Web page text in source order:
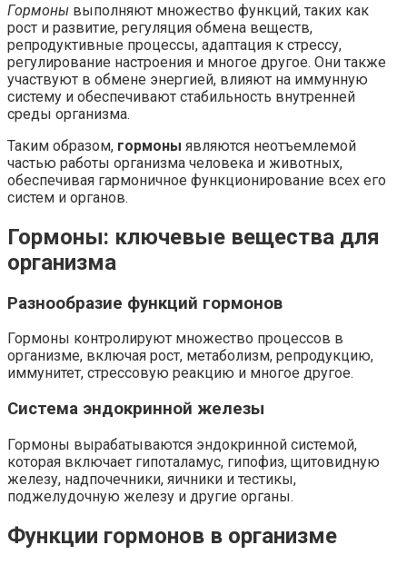
Гормоны выполняют множество функций, таких как
рост и развитие, регуляция обмена веществ,
репродуктивные процессы, адаптация к стрессу,
регулирование настроения и многое другое. Они также
участвуют в обмене энергией, влияют на иммунную
систему и обеспечивают стабильность внутренней
среды организма.
Таким образом, гормоны являются неотъемлемой
частью работы организма человека и животных,
обеспечивая гармоничное функционирование всех его
систем и органов.
Гормоны: ключевые вещества для
организма
Разнообразие функций гормонов
Гормоны контролируют множество процессов в
организме, включая рост, метаболизм, репродукцию,
иммунитет, стрессовую реакцию и многое другое.
Система эндокринной железы
Гормоны вырабатываются эндокринной системой,
которая включает гипоталамус, гипофиз, щитовидную
железу, надпочечники, яичники и тестикы,
поджелудочную железу и другие органы.
Функции гормонов в организме